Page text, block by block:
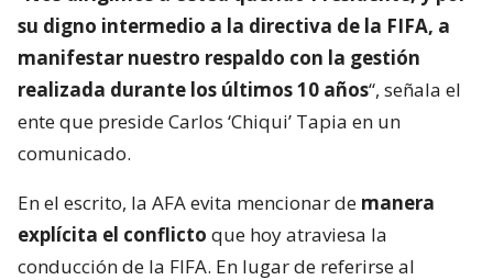
su digno intermedio a la directiva de la FIFA, a
manifestar nuestro respaldo con la gestión
realizada durante los últimos 10 años“, señala el
ente que preside Carlos ‘Chiqui’ Tapia en un
comunicado.
En el escrito, la AFA evita mencionar de manera
explícita el conflicto que hoy atraviesa la
conducción de la FIFA. En lugar de referirse al